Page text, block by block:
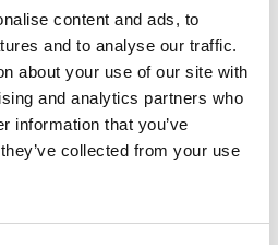
content and ads, to
and to analyse our traffic.
about your use of our site with
and analytics partners who
information that you’ve
collected from your use
Anders Block lämnar
ert engagemang och
Den nya
Grundén, Christina
Jan Olofsson, Anette
Therese Kalentun med
Wilén och Elvira Arnstrand